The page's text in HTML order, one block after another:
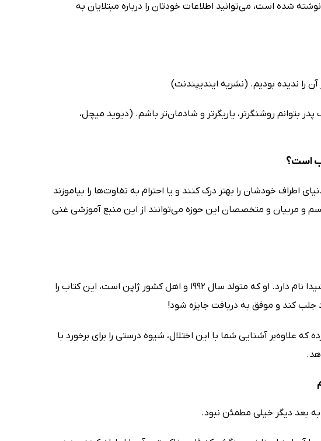
شده است، می‌توانید اطلاعات خودتان را درباره مبتلایان به
را ندیده بودیم. (نشریه ایندیپندنت)
بتوانم روشنگرتر، یاریگرتر و شادمان‌تر باشم. (دیوید میچل،
است؟
اطراف خودشان را بهتر درک کنند و یا احترام به تفاوت‌ها را بیاموزند
و مربیان و متخصصان این حوزه می‌توانند از این منبع آموزشی غنی
نویسنده جوان کتاب چرا در چشمانتان نگاه نمی‌کنم، نائوکی هیگاشیدا نام دارد. او که متولد سال 1992 و اهل کشور ژاپن است، این کتاب را
که علاوه‌بر آشنایی شما با این اختلال، شیوه درستی را برای برخورد با
بعد دیگر خیلی مطمئن نبود.